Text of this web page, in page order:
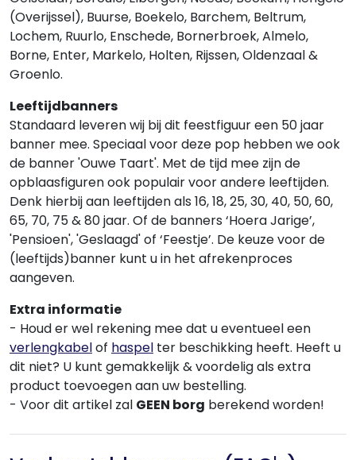
(Overijssel), Buurse, Boekelo, Barchem, Beltrum,
Lochem, Ruurlo, Enschede, Bornerbroek, Almelo,
Borne, Enter, Markelo, Holten, Rijssen, Oldenzaal &
Groenlo.
Leeftijdbanners
Standaard leveren wij bij dit feestfiguur een 50 jaar
banner mee. Speciaal voor deze pop hebben we ook
de banner 'Ouwe Taart'. Met de tijd mee zijn de
opblaasfiguren ook populair voor andere leeftijden.
Denk hierbij aan leeftijden als 16, 18, 25, 30, 40, 50, 60,
65, 70, 75 & 80 jaar. Of de banners ‘Hoera Jarige’,
'Pensioen', 'Geslaagd' of ‘Feestje’. De keuze voor de
(leeftijds)banner kunt u in het afrekenproces
aangeven.
Extra informatie
- Houd er wel rekening mee dat u eventueel een
verlengkabelof haspel ter beschikking heeft. Heeft u
dit niet? U kunt gemakkelijk & voordelig als extra
product toevoegen aan uw bestelling.
- Voor dit artikel zal GEEN borg berekend worden!